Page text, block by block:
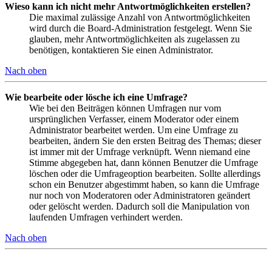
Wieso kann ich nicht mehr Antwortmöglichkeiten erstellen?
Die maximal zulässige Anzahl von Antwortmöglichkeiten
wird durch die Board-Administration festgelegt. Wenn Sie
glauben, mehr Antwortmöglichkeiten als zugelassen zu
benötigen, kontaktieren Sie einen Administrator.
Nach oben
Wie bearbeite oder lösche ich eine Umfrage?
Wie bei den Beiträgen können Umfragen nur vom
ursprünglichen Verfasser, einem Moderator oder einem
Administrator bearbeitet werden. Um eine Umfrage zu
bearbeiten, ändern Sie den ersten Beitrag des Themas; dieser
ist immer mit der Umfrage verknüpft. Wenn niemand eine
Stimme abgegeben hat, dann können Benutzer die Umfrage
löschen oder die Umfrageoption bearbeiten. Sollte allerdings
schon ein Benutzer abgestimmt haben, so kann die Umfrage
nur noch von Moderatoren oder Administratoren geändert
oder gelöscht werden. Dadurch soll die Manipulation von
laufenden Umfragen verhindert werden.
Nach oben